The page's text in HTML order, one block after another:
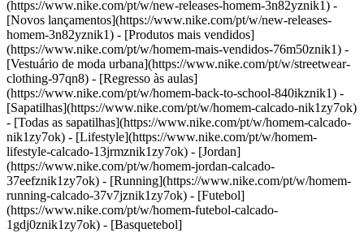
(https://www.nike.com/pt/w/new-releases-homem-3n82yznik1) -
[Novos lançamentos](https://www.nike.com/pt/w/new-releases-
homem-3n82yznik1) - [Produtos mais vendidos]
(https://www.nike.com/pt/w/homem-mais-vendidos-76m50znik1) -
[Vestuário de moda urbana](https://www.nike.com/pt/w/streetwear-
clothing-97qn8) - [Regresso às aulas]
(https://www.nike.com/pt/w/homem-back-to-school-840ikznik1) -
[Sapatilhas](https://www.nike.com/pt/w/homem-calcado-nik1zy7ok)
- [Todas as sapatilhas](https://www.nike.com/pt/w/homem-calcado-
nik1zy7ok) - [Lifestyle](https://www.nike.com/pt/w/homem-
lifestyle-calcado-13jrmznik1zy7ok) - [Jordan]
(https://www.nike.com/pt/w/homem-jordan-calcado-
37eefznik1zy7ok) - [Running](https://www.nike.com/pt/w/homem-
running-calcado-37v7jznik1zy7ok) - [Futebol]
(https://www.nike.com/pt/w/homem-futebol-calcado-
1gdj0znik1zy7ok) - [Basquetebol]